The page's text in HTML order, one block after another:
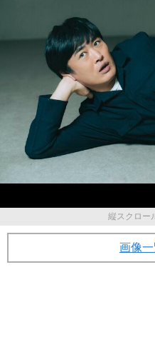
縦スクロー
画像